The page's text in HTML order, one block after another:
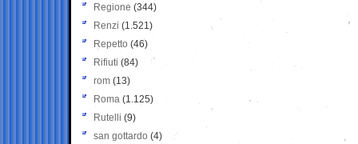
Regione (344)
Renzi (1.521)
Repetto (46)
Rifiuti (84)
rom (13)
Roma (1.125)
Rutelli (9)
san gottardo (4)